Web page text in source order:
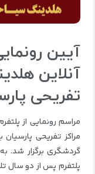
آیین
آنلاین
تفریحی
مراسم رونمایی از
مراکز تفریحی
گردشگری برگزار شد.
پلتفرم پس از دو سال